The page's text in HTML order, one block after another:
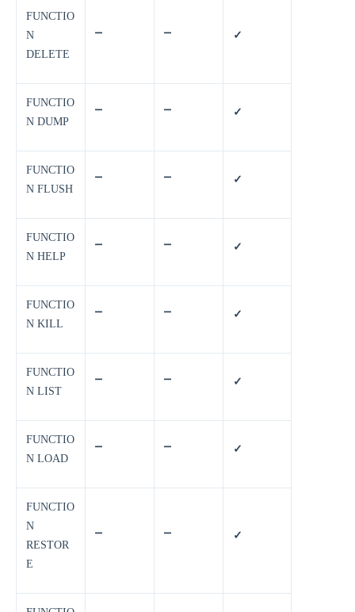
FUNCTIO
N
DELETE
⎻ ⎻ ✓
FUNCTIO
N DUMP
⎻ ⎻ ✓
FUNCTIO
N FLUSH
⎻ ⎻ ✓
FUNCTIO
N HELP
⎻ ⎻ ✓
FUNCTIO
N KILL
⎻ ⎻ ✓
FUNCTIO
N LIST
⎻ ⎻ ✓
FUNCTIO
N LOAD
⎻ ⎻ ✓
FUNCTIO
N
RESTOR
E
⎻ ⎻ ✓